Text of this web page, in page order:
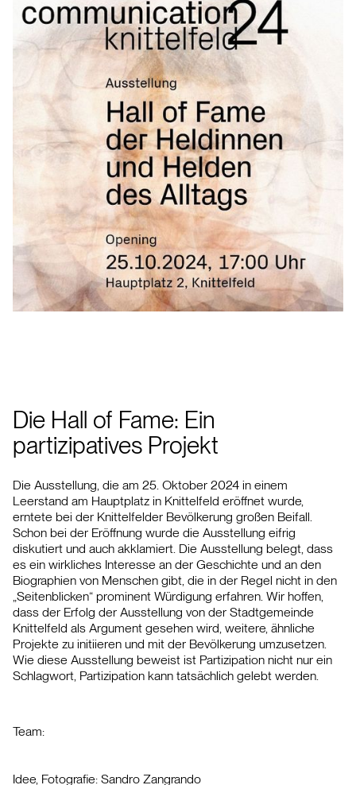
Die Hall of Fame: Ein
partizipatives Projekt
Die Ausstellung, die am 25. Oktober 2024 in einem
Leerstand am Hauptplatz in Knittelfeld eröffnet wurde,
erntete bei der Knittelfelder Bevölkerung großen Beifall.
Schon bei der Eröffnung wurde die Ausstellung eifrig
diskutiert und auch akklamiert. Die Ausstellung belegt, dass
es ein wirkliches Interesse an der Geschichte und an den
Biographien von Menschen gibt, die in der Regel nicht in den
„Seitenblicken“ prominent Würdigung erfahren. Wir hoffen,
dass der Erfolg der Ausstellung von der Stadtgemeinde
Knittelfeld als Argument gesehen wird, weitere, ähnliche
Projekte zu initiieren und mit der Bevölkerung umzusetzen.
Wie diese Ausstellung beweist ist Partizipation nicht nur ein
Schlagwort, Partizipation kann tatsächlich gelebt werden.
Team:
Idee, Fotografie: Sandro Zangrando